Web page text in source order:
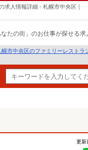
人情報詳細 - 札幌市中央区｜
なたの街」のお仕事が探せる求
幌市中央区のファミリーレストラ
更新